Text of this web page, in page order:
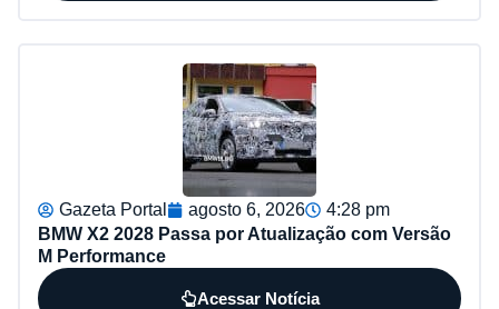
Gazeta Portal agosto 6, 2026
4:28 pm
BMW X2 2028 Passa por Atualização com Versão
M Performance
Acessar Notícia